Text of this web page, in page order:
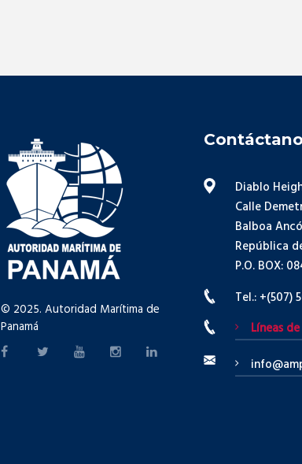
© 2025. Autoridad Marítima de
Panamá
Diablo
Calle
Balboa
República
P.O. BOX:
Tel.: +(507)
Líneas